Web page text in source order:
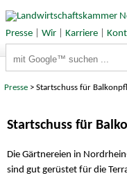
Presse| Wir| Karriere|
Presse > Startschuss für
Startschuss für
Die Gärtnereien in
sind gut gerüstet für die